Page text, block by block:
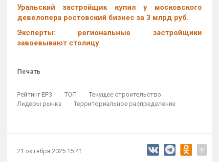
Уральский застройщик купил у московского
девелопера ростовский бизнес за 3 млрд руб.
Эксперты: региональные застройщики
завоевывают столицу
Печать
Рейтинг ЕРЗ ТОП
Текущее строительство
Лидеры рынка
Территориальное распределение
21 октября 2025 15:41 +